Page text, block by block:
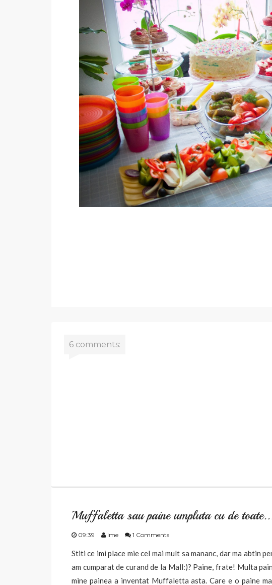
6 comments:
Muffaletta sau paine umpluta cu de
09:39 ime 1 Comments
Stiti ce imi place mie cel mai mult sa mananc, dar ma abtin
am cumparat de curand de la Mall:)? Paine, frate! Multa
mine painea a inventat Muffaletta asta. Care e o paine